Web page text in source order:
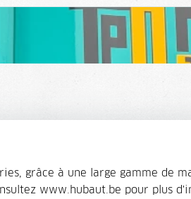
grâce à une large gamme de
www.hubaut.be pour plus